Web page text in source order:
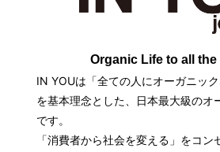
Organic Life to all the
IN YOUは「全ての人にオーガニック
を基本理念とした、日本最大級のオ
です。
「消費者から社会を変える」をコン